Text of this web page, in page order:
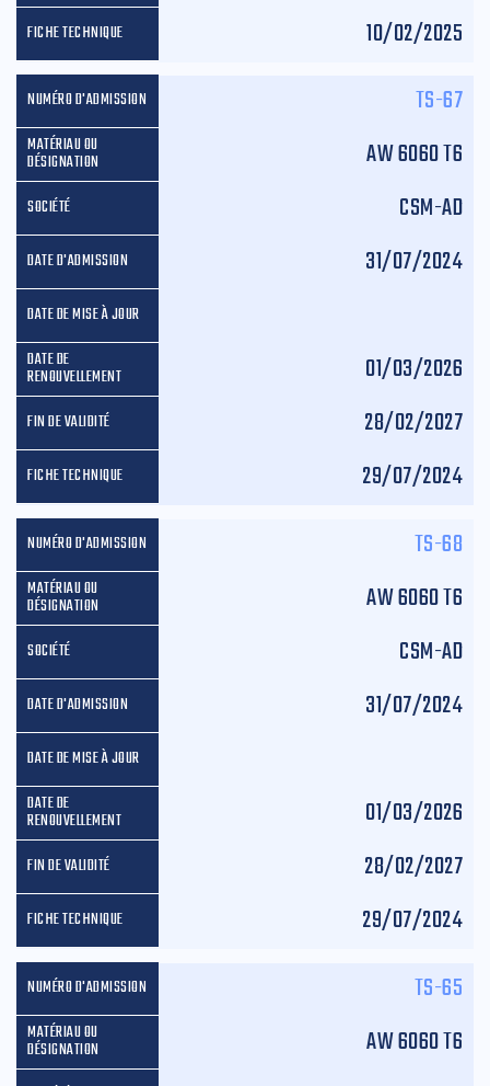
10/02/2025
TS-67
AW 6060 T6
CSM-AD
31/07/2024
01/03/2026
28/02/2027
29/07/2024
TS-68
AW 6060 T6
CSM-AD
31/07/2024
01/03/2026
28/02/2027
29/07/2024
TS-65
AW 6060 T6